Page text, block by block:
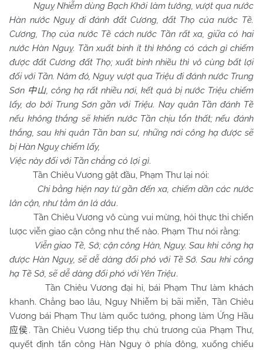
Nguỵ Nhiễm dùng Bạch Khởi làm tướng, vượt qua nước
Hàn nước Nguỵ đi đánh đất Cương, đất Thọ của nước Tề.
Cương, Thọ của nước Tề cách nước Tần rất xa, giữa có hai
nước Hàn Nguỵ. Tần xuất binh ít thì không có cách gì chiếm
được đất Cương đất Thọ; xuất binh nhiều thì vô cùng bất lợi
đối với Tần. Năm đó, Nguỵ vượt qua Triệu đi đánh nước Trung
Sơn 中山, công hạ rất nhiều nơi, kết quả bị nước Triệu chiếm
lấy, do bởi Trung Sơn gần với Triệu. Nay quân Tần đánh Tề
nếu không thắng sẽ khiến nước Tần chịu tổn thất; nếu đánh
thắng, sau khi quân Tần ban sư, những nơi công hạ được sẽ
bị Hàn Nguỵ chiếm lấy,
Việc này đối với Tần chẳng có lợi gì.
Tần Chiêu Vương gật đầu, Phạm Thư lại nói:
Chi bằng hiện nay từ gần đến xa, chiếm dần các nước
lân cận, như tằm ăn lá dâu.
Tần Chiêu Vương vô cùng vui mừng, hỏi thực thi chiến
lược viễn giao cận công như thế nào. Phạm Thư nói rằng:
Viễn giao Tề, Sở; cận công Hàn, Nguỵ. Sau khi công hạ
được Hàn Nguỵ, sẽ dễ dàng đối phó với Tề Sở. Sau khi công
hạ Tề Sở, sẽ dễ dàng đối phó với Yên Triệu.
Tần Chiêu Vương đại hỉ, bái Phạm Thư làm khách
khanh. Chẳng bao lâu, Nguỵ Nhiễm bị bãi miễn, Tần Chiêu
Vương bái Phạm Thư làm quốc tướng, phong làm Ứng Hầu
应侯. Tần Chiêu Vương tiếp thụ chủ trương của Phạm Thư,
quyết định tấn công Hàn Nguỵ ở phía đông, xuống chiếu